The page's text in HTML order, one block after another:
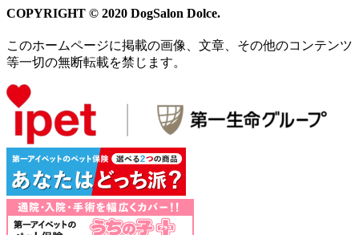
COPYRIGHT © 2020 DogSalon Dolce.
このホームページに掲載の画像、文章、その他のコンテンツ
等一切の無断転載を禁じます。